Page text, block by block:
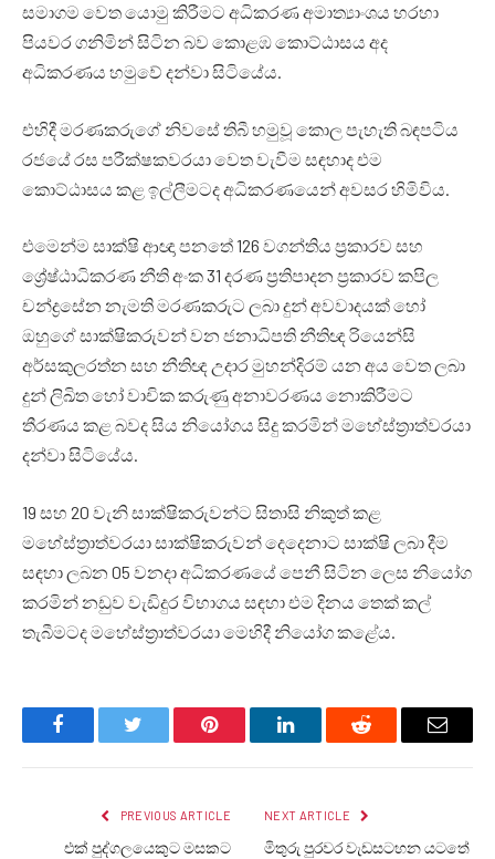
සමාගම වෙත යොමු කිරීමට අධිකරණ අමාත්‍යාංශය හරහා
පියවර ගනිමින් සිටින බව කොළඹ කොට්ඨාසය අද
අධිකරණය හමුවේ දන්වා සිටියේය.
එහිදී මරණකරුගේ නිවසේ තිබී හමුවූ කොල පැහැති බඳපටිය
රජයේ රස පරීක්ෂකවරයා වෙත වැවීම සඳහාද එම
කොට්ඨාසය කළ ඉල්ලීමටද අධිකරණයෙන් අවසර හිමිවිය.
එමෙන්ම සාක්ෂි ආඥා පනතේ 126 වගන්තිය ප්‍රකාරව සහ
ශ්‍රේෂ්ඨාධිකරණ නීති අංක 31 දරණ ප්‍රතිපාදන ප්‍රකාරව කපිල
චන්ද්‍රසේන නැමති මරණකරුට ලබා දුන් අවවාදයක් හෝ
ඔහුගේ සාක්ෂිකරුවන් වන ජනාධිපති නීතිඥ රියෙන්සි
අර්සකුලරත්න සහ නීතිඥ උදාර මුහන්දිරම් යන අය වෙත ලබා
දුන් ලිඛිත හෝ වාචික කරුණු අනාවරණය නොකිරීමට
තීරණය කළ බවද සිය නියෝගය සිදු කරමින් මහේස්ත්‍රාත්වරයා
දන්වා සිටියේය.
19 සහ 20 වැනි සාක්ෂිකරුවන්ට සිතාසි නිකුත් කළ
මහේස්ත්‍රාත්වරයා සාක්ෂිකරුවන් දෙදෙනාට සාක්ෂි ලබා දීම
සඳහා ලබන 05 වනදා අධිකරණයේ පෙනී සිටින ලෙස නියෝග
කරමින් නඩුව වැඩිදුර විභාගය සඳහා එම දිනය තෙක් කල්
තැබීමටද මහේස්ත්‍රාත්වරයා මෙහිදී නියෝග කළේය.
FacebookTwitter Pinterest LinkedInReddit Email
PREVIOUS ARTICLE
එක් පුද්ගලයෙකුට මසකට
NEXT ARTICLE
මිතුරු පුරවර වැඩසටහන යටතේ